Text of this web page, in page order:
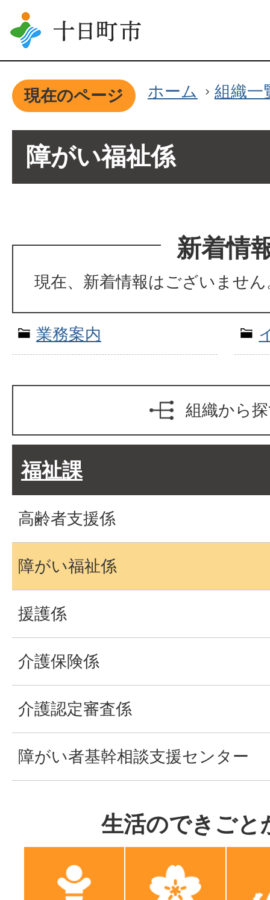
現在のページ ホーム 組織一
障がい福祉係
新着情
現在、新着情報はございません
業務案内
組織から
福祉課
高齢者支援係
障がい福祉係
援護係
介護保険係
介護認定審査係
障がい者基幹相談支援センター
生活のできごと